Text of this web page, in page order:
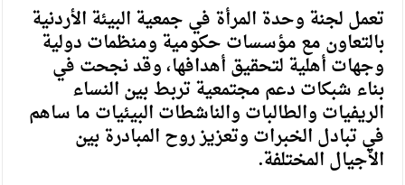
تعمل لجنة وحدة المرأة في جمعية البيئة الأردنية
بالتعاون مع مؤسسات حكومية ومنظمات دولية
وجهات أهلية لتحقيق أهدافها، وقد نجحت في
بناء شبكات دعم مجتمعية تربط بين النساء
الريفيات والطالبات والناشطات البيئيات ما ساهم
في تبادل الخبرات وتعزيز روح المبادرة بين
الأجيال المختلفة.